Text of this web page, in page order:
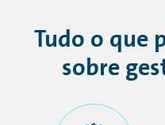
Tudo o que
sobre